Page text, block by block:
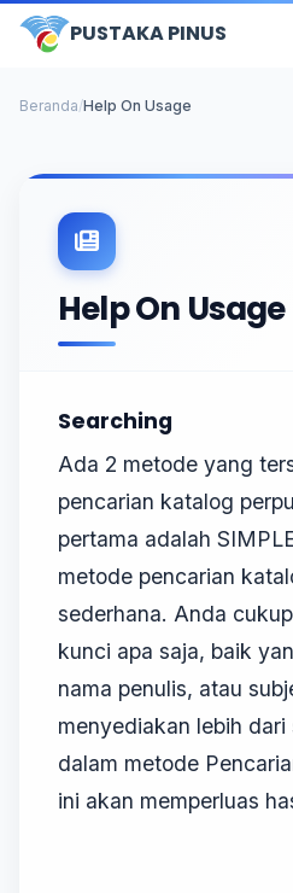
PUSTAKA PINUS
Beranda/Help On Usage
Help On Usage
Searching
Ada 2 metode yang
pencarian katalog
pertama adalah
metode pencarian
sederhana. Anda
kunci apa saja, baik
nama penulis, atau
menyediakan lebih
dalam metode
ini akan memperluas